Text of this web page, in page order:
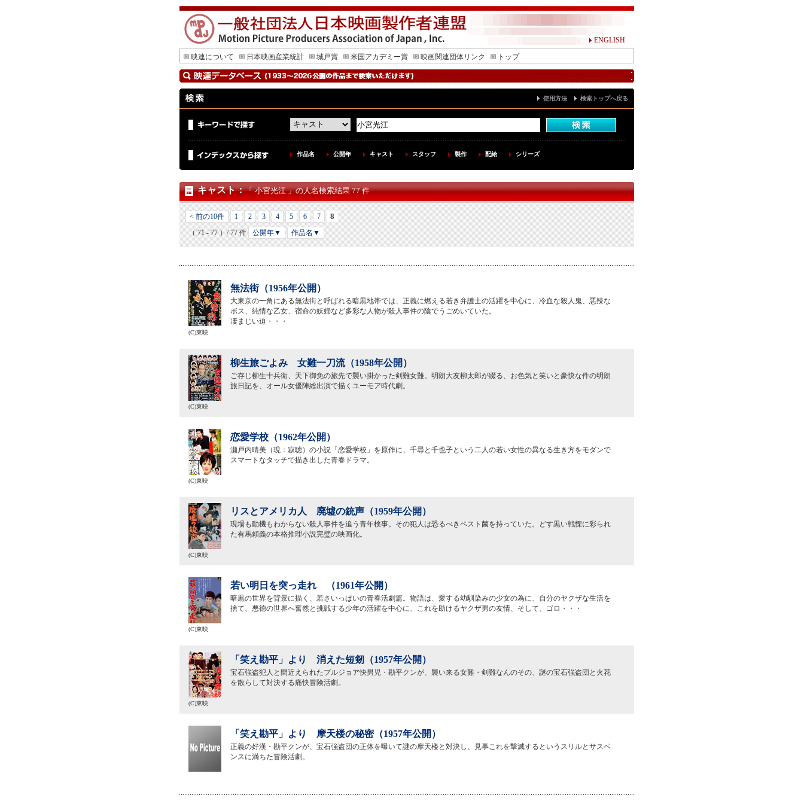
ENGLISH
映連について
日本映画産業統計 城戸賞 米国アカデミー賞 映画関連団体リンク トップ
使用方法 検索トップへ戻る
作品名 公開年 キャスト スタッフ 製作 配給 シリーズ
キャスト：「 小宮光江 」の人名検索結果 77 件
< 前の10件 1 2 3 4 5 6 7 8
（ 71 - 77 ）/ 77 件 公開年▼ 作品名▼
無法街（1956年公開）
大東京の一角にある無法街と呼ばれる暗黒地帯では、正義に燃える若き弁護士の活躍を中心に、冷血な殺人鬼、悪辣な
ボス、純情な乙女、宿命の妖婦など多彩な人物が殺人事件の陰でうごめいていた。
凄まじい迫・・・
(C)東映
柳生旅ごよみ 女難一刀流（1958年公開）
ご存じ柳生十兵衛、天下御免の旅先で襲い掛かった剣難女難。明朗大友柳太郎が綴る、お色気と笑いと豪快な件の明朗
旅日記を、オール女優陣総出演で描くユーモア時代劇。
(C)東映
恋愛学校（1962年公開）
瀬戸内晴美（現：寂聴）の小説「恋愛学校」を原作に、千尋と千也子という二人の若い女性の異なる生き方をモダンで
スマートなタッチで描き出した青春ドラマ。
(C)東映
リスとアメリカ人 廃墟の銃声（1959年公開）
現場も動機もわからない殺人事件を追う青年検事。その犯人は恐るべきペスト菌を持っていた。どす黒い戦慄に彩られ
た有馬頼義の本格推理小説完璧の映画化。
(C)東映
若い明日を突っ走れ （1961年公開）
暗黒の世界を背景に描く、若さいっぱいの青春活劇篇。物語は、愛する幼馴染みの少女の為に、自分のヤクザな生活を
捨て、悪徳の世界へ奮然と挑戦する少年の活躍を中心に、これを助けるヤクザ男の友情、そして、ゴロ・・・
(C)東映
「笑え勘平」より 消えた短剱（1957年公開）
宝石強盗犯人と間近えられたプルジョア快男児・勘平クンが、襲い来る女難・剣難なんのその、謎の宝石強盗団と火花
を散らして対決する痛快冒険活劇。
(C)東映
「笑え勘平」より 摩天楼の秘密（1957年公開）
正義の好漢・勘平クンが、宝石強盗団の正体を曝いて謎の摩天楼と対決し、見事これを撃滅するというスリルとサスペ
ンスに満ちた冒険活劇。